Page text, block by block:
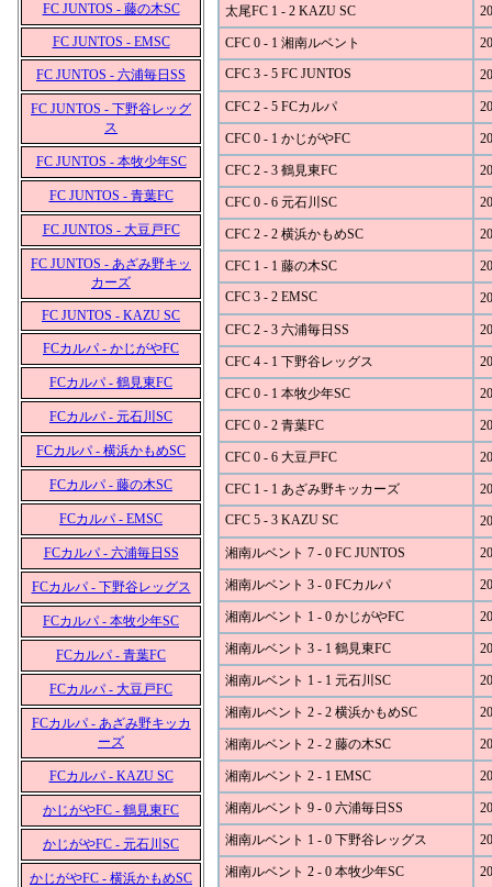
FC JUNTOS - 藤の木SC
FC JUNTOS - EMSC
FC JUNTOS - 六浦毎日SS
FC JUNTOS - 下野谷レッグ
ス
FC JUNTOS - 本牧少年SC
FC JUNTOS - 青葉FC
FC JUNTOS - 大豆戸FC
FC JUNTOS - あざみ野キッ
カーズ
FC JUNTOS - KAZU SC
FCカルパ - かじがやFC
FCカルパ - 鶴見東FC
FCカルパ - 元石川SC
FCカルパ - 横浜かもめSC
FCカルパ - 藤の木SC
FCカルパ - EMSC
FCカルパ - 六浦毎日SS
FCカルパ - 下野谷レッグス
FCカルパ - 本牧少年SC
FCカルパ - 青葉FC
FCカルパ - 大豆戸FC
FCカルパ - あざみ野キッカ
ーズ
FCカルパ - KAZU SC
かじがやFC - 鶴見東FC
かじがやFC - 元石川SC
かじがやFC - 横浜かもめSC
太尾FC 1 - 2 KAZU SC
CFC 0 - 1 湘南ルベント
CFC 3 - 5 FC JUNTOS
CFC 2 - 5 FCカルパ
CFC 0 - 1 かじがやFC
CFC 2 - 3 鶴見東FC
CFC 0 - 6 元石川SC
CFC 2 - 2 横浜かもめSC
CFC 1 - 1 藤の木SC
CFC 3 - 2 EMSC
CFC 2 - 3 六浦毎日SS
CFC 4 - 1 下野谷レッグス
CFC 0 - 1 本牧少年SC
CFC 0 - 2 青葉FC
CFC 0 - 6 大豆戸FC
CFC 1 - 1 あざみ野キッカーズ
CFC 5 - 3 KAZU SC
湘南ルベント 7 - 0 FC JUNTOS
湘南ルベント 3 - 0 FCカルパ
湘南ルベント 1 - 0 かじがやFC
湘南ルベント 3 - 1 鶴見東FC
湘南ルベント 1 - 1 元石川SC
湘南ルベント 2 - 2 横浜かもめSC
湘南ルベント 2 - 2 藤の木SC
湘南ルベント 2 - 1 EMSC
湘南ルベント 9 - 0 六浦毎日SS
湘南ルベント 1 - 0 下野谷レッグス
湘南ルベント 2 - 0 本牧少年SC